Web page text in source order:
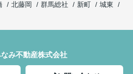
北藤岡 群馬総社 新町
城東
み不動産株式会社